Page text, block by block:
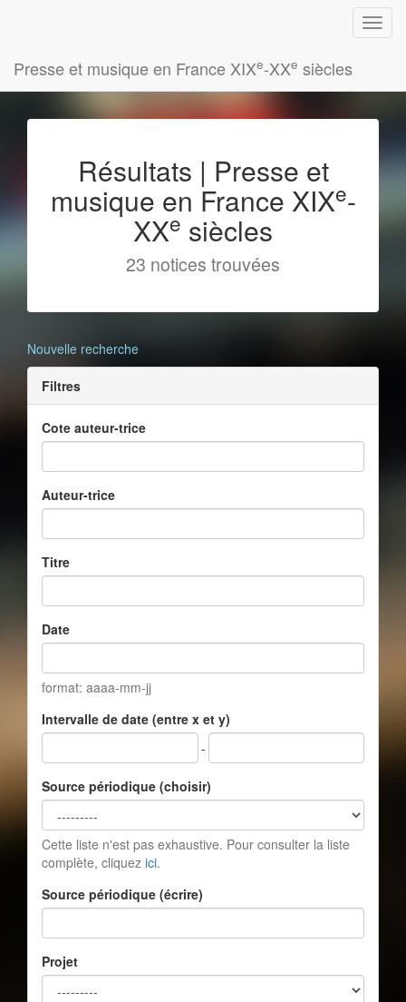
Presse et musique en France XIXe-XXe siècles
Résultats | Presse et
musique en France XIXe-
XXe siècles
23 notices trouvées
Nouvelle recherche
Filtres
Cote auteur-trice
Auteur-trice
Titre
Date
format: aaaa-mm-jj
Intervalle de date (entre x et y)
-
Source périodique (choisir)
Cette liste n'est pas exhaustive. Pour consulter la liste
complète, cliquez ici.
Source périodique (écrire)
Projet